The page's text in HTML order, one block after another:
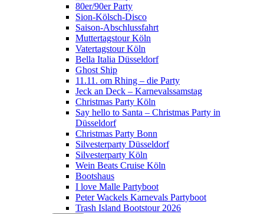
80er/90er Party
Sion-Kölsch-Disco
Saison-Abschlussfahrt
Muttertagstour Köln
Vatertagstour Köln
Bella Italia Düsseldorf
Ghost Ship
11.11. om Rhing – die Party
Jeck an Deck – Karnevalssamstag
Christmas Party Köln
Say hello to Santa – Christmas Party in
Düsseldorf
Christmas Party Bonn
Silvesterparty Düsseldorf
Silvesterparty Köln
Wein Beats Cruise Köln
Bootshaus
I love Malle Partyboot
Peter Wackels Karnevals Partyboot
Trash Island Bootstour 2026